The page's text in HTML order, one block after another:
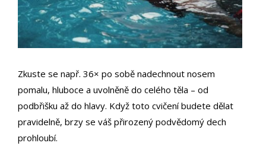
Zkuste se např. 36× po sobě nadechnout nosem
pomalu, hluboce a uvolněně do celého těla – od
podbřišku až do hlavy. Když toto cvičení budete dělat
pravidelně, brzy se váš přirozený podvědomý dech
prohloubí.